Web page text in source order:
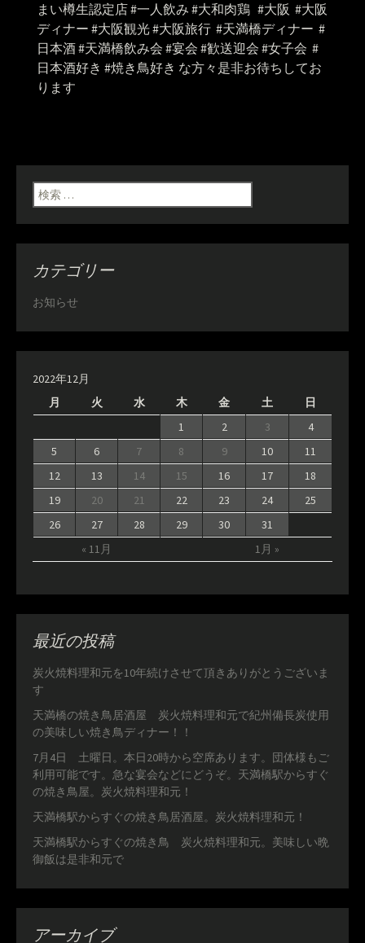
まい樽生認定店#一人飲み #大和肉鶏 #大阪 #大阪
ディナー #大阪観光#大阪旅行 #天満橋ディナー #
日本酒#天満橋飲み会 #宴会 #歓送迎会 #女子会 #
日本酒好き #焼き鳥好き な方々是非お待ちしてお
ります
検索:
カテゴリー
お知らせ
2022年12月
月
火 水 木 金 土 日
« 11月 1月 »
1 2 3
4
5
6 7 8 9 10
11
12
13 14 15 16 17
18
19
20 21 22 23 24
25
26
27 28 29 30 31
最近の投稿
炭火焼料理和元を10年続けさせて頂きありがとうございま
す
天満橋の焼き鳥居酒屋 炭火焼料理和元で紀州備長炭使用
の美味しい焼き鳥ディナー！！
7月4日 土曜日。本日20時から空席あります。団体様もご
利用可能です。急な宴会などにどうぞ。天満橋駅からすぐ
の焼き鳥屋。炭火焼料理和元！
天満橋駅からすぐの焼き鳥居酒屋。炭火焼料理和元！
天満橋駅からすぐの焼き鳥 炭火焼料理和元。美味しい晩
御飯は是非和元で
アーカイブ